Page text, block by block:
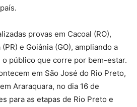
provas em Cacoal (RO),
e Goiânia (GO), ampliando a
o público que corre por bem-estar.
em São José do Rio Preto,
Araraquara, no dia 16 de
para as etapas de Rio Preto e